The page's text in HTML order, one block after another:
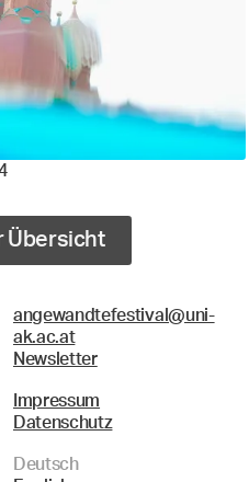
Übersicht
angewandtefestival@uni-
ak.ac.at
Newsletter
Impressum
Datenschutz
Deutsch